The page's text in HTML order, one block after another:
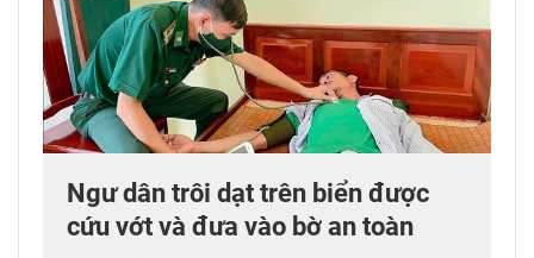
Ngư dân trôi dạt trên biển được
cứu vớt và đưa vào bờ an toàn